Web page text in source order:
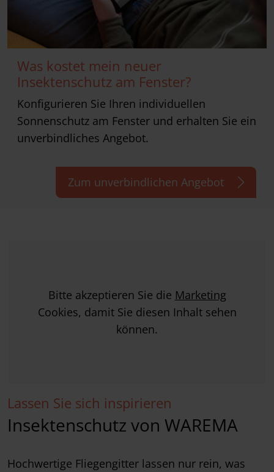
Was kostet mein neuer
Insektenschutz am Fenster?
Konfigurieren Sie Ihren individuellen
Sonnenschutz am Fenster und erhalten Sie ein
unverbindliches Angebot.
Zum unverbindlichen Angebot
Bitte akzeptieren Sie die Marketing
Cookies, damit Sie diesen Inhalt sehen
können.
Lassen Sie sich inspirieren
Insektenschutz von WAREMA
Hochwertige Fliegengitter lassen nur rein, was